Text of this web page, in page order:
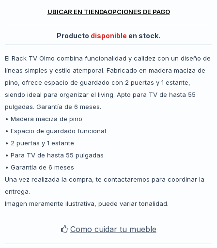
UBICAR EN TIENDAOPCIONES DE PAGO
Producto disponible en stock.
El Rack TV Olmo combina funcionalidad y calidez con un diseño de
líneas simples y estilo atemporal. Fabricado en madera maciza de
pino, ofrece espacio de guardado con 2 puertas y 1 estante,
siendo ideal para organizar el living. Apto para TV de hasta 55
pulgadas. Garantía de 6 meses.
• Madera maciza de pino
• Espacio de guardado funcional
• 2 puertas y 1 estante
• Para TV de hasta 55 pulgadas
• Garantía de 6 meses
Una vez realizada la compra, te contactaremos para coordinar la
entrega.
Imagen meramente ilustrativa, puede variar tonalidad.
Como cuidar tu mueble